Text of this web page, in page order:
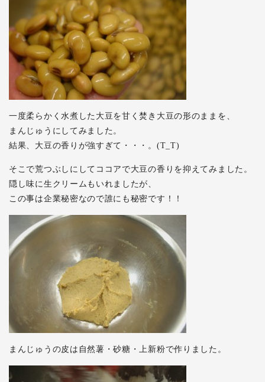
一度柔らかく水煮した大豆を甘く焚き大豆の形のままを、
まんじゅうにしてみました。
結果、大豆の香りが強すぎて・・・。(T_T)
そこで荒つぶしにしてココアで大豆の香りを抑えてみました。
隠し味に生クリームもいれましたが、
この事は企業秘密なので誰にも秘密です！！
まんじゅうの皮は自然薯・砂糖・上新粉で作りました。